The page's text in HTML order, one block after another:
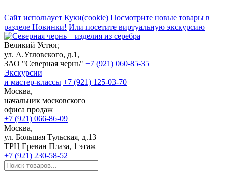
Сайт использует Куки(cookie) Посмотрите новые товары в
разделе Новинки! Или посетите виртуальную экскурсию
Великий Устюг,
ул. А.Угловского, д.1,
ЗАО "Северная чернь" +7 (921) 060-85-35
Экскурсии
и мастер-классы +7 (921) 125-03-70
Москва,
начальник московского
офиса продаж
+7 (921) 066-86-09
Москва,
ул. Большая Тульская, д.13
ТРЦ Ереван Плаза, 1 этаж
+7 (921) 230-58-52